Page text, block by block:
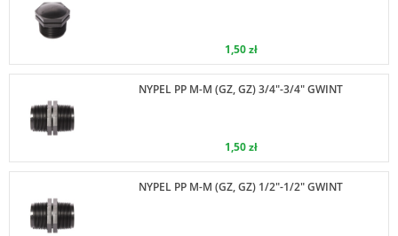
1,50 zł
NYPEL PP M-M (GZ, GZ) 3/4"-3/4" GWINT
1,50 zł
NYPEL PP M-M (GZ, GZ) 1/2"-1/2" GWINT